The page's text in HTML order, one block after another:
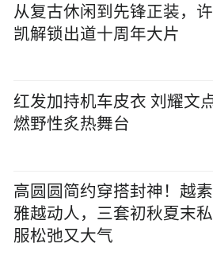
从复古休闲到先锋正装，许
红发加持机车皮衣 刘耀文点
高圆圆简约穿搭封神！越素
雅越动人，三套初秋夏末私